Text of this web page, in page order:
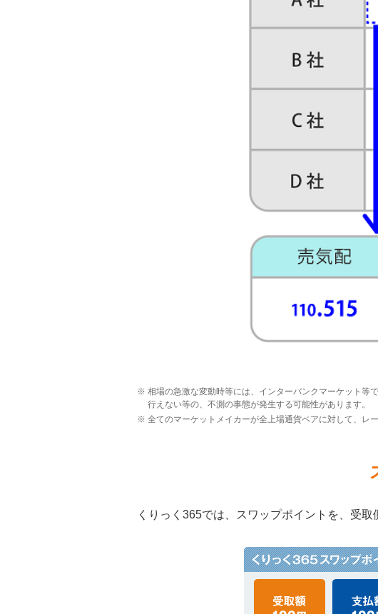
相場の急激な変動時等には、インターバンクマーケット等
行えない等の、不測の事態が発生する可能性があります。
全てのマーケットメイカーが全上場通貨ペアに対して、レ
くりっく365では、スワップポイントを、受